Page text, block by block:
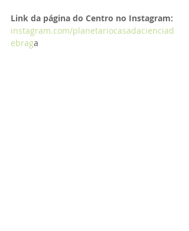
Link da página do Centro no Instagram:
instagram.com/planetariocasadacienciad
ebraga